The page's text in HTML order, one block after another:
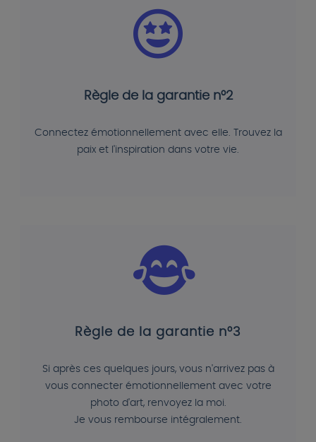
Règle de la garantie n°2
Connectez émotionnellement avec elle. Trouvez la
paix et l'inspiration dans votre vie.
Règle de la garantie n°3
Si après ces quelques jours, vous n'arrivez pas à
vous connecter émotionnellement avec votre
photo d'art, renvoyez la moi.
Je vous rembourse intégralement.